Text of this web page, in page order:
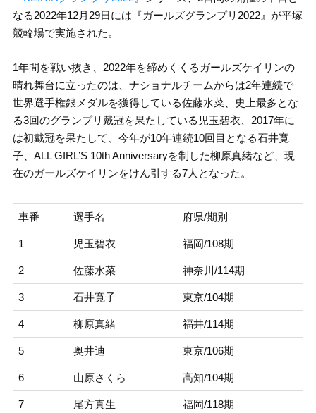
なる2022年12月29日には『ガールズグランプリ2022』が平塚
競輪場で実施された。
1年間を戦い抜き、2022年を締めくくるガールズケイリンの
晴れ舞台に立ったのは、ナショナルチームからは2年連続で
世界選手権銀メダルを獲得している佐藤水菜、史上最多とな
る3回のグランプリ戴冠を果たしている児玉碧衣、2017年に
は初戴冠を果たして、今年が10年連続10回目となる石井寛
子、ALL GIRL’S 10th Anniversaryを制した柳原真緒など、現
在のガールズケイリンをけん引する7人となった。
車番 選手名 府県/期別
1 児玉碧衣 福岡/108期
2 佐藤水菜 神奈川/114期
3 石井寛子 東京/104期
4 柳原真緒 福井/114期
5 奥井迪 東京/106期
6 山原さくら 高知/104期
7 尾方真生 福岡/118期